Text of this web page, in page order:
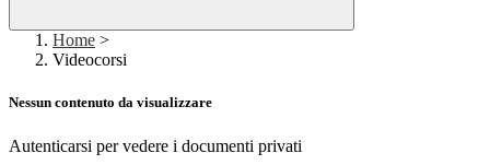
Home >
Videocorsi
Nessun contenuto da visualizzare
Autenticarsi per vedere i documenti privati